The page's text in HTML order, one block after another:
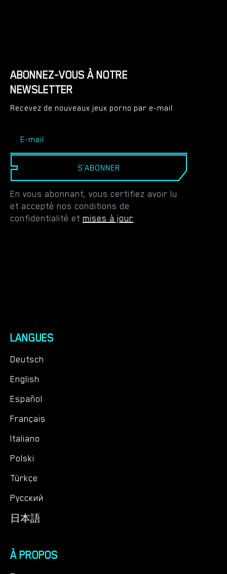
ABONNEZ-VOUS À NOTRE
NEWSLETTER
Recevez de nouveaux jeux porno par e-mail
S'ABONNER
En vous abonnant, vous certifiez avoir lu
et accepté nos conditions de
confidentialité et mises à jour
LANGUES
Deutsch
English
Español
Français
Italiano
Polski
Türkçe
Русский
日本語
À PROPOS